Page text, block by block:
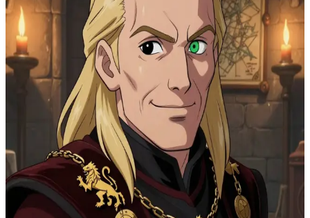
Tyrion Lannister
Tyrion Lannister, le rusé seigneur nain